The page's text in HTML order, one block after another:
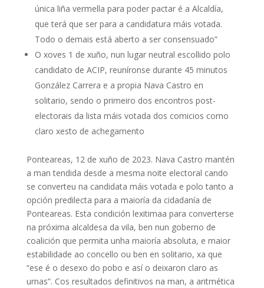
única liña vermella para poder pactar é a Alcaldía,
que terá que ser para a candidatura máis votada.
Todo o demais está aberto a ser consensuado”
O xoves 1 de xuño, nun lugar neutral escollido polo
candidato de ACIP, reuníronse durante 45 minutos
González Carrera e a propia Nava Castro en
solitario, sendo o primeiro dos encontros post-
electorais da lista máis votada dos comicios como
claro xesto de achegamento
Ponteareas, 12 de xuño de 2023. Nava Castro mantén
a man tendida desde a mesma noite electoral cando
se converteu na candidata máis votada e polo tanto a
opción predilecta para a maioría da cidadanía de
Ponteareas. Esta condición lexitimaa para converterse
na próxima alcaldesa da vila, ben nun goberno de
coalición que permita unha maioría absoluta, e maior
estabilidade ao concello ou ben en solitario, xa que
“ese é o desexo do pobo e así o deixaron claro as
urnas”. Cos resultados definitivos na man, a aritmética